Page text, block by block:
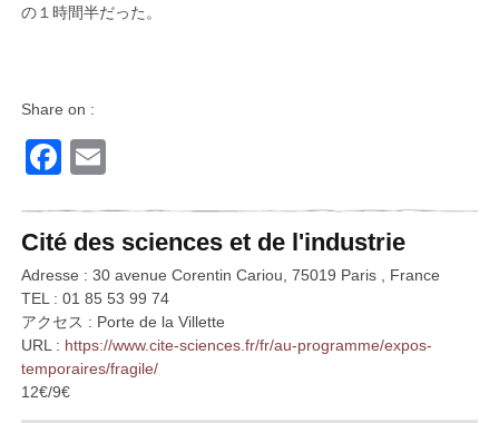
の１時間半だった。
Share on :
Facebook
Cité des sciences et de l'industrie
Adresse : 30 avenue Corentin Cariou, 75019 Paris , France
TEL : 01 85 53 99 74
アクセス : Porte de la Villette
URL : https://www.cite-sciences.fr/fr/au-programme/expos-
temporaires/fragile/
12€/9€